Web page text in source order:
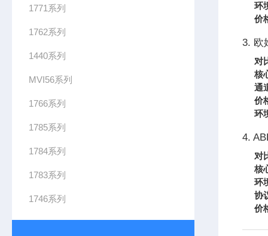
1771系列
1762系列
1440系列
MVI56系列
1766系列
1785系列
1784系列
1783系列
1746系列
环
价
3. 欧
对
核
通
价
环
4.
对
核
环
协
价